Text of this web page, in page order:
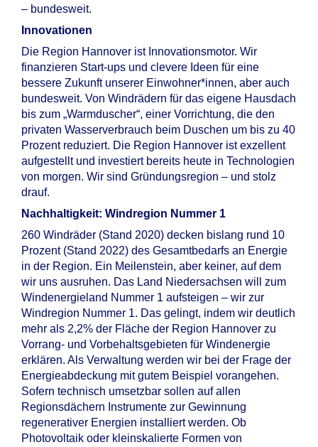
– bundesweit.
Innovationen
Die Region Hannover ist Innovationsmotor. Wir
finanzieren Start-ups und clevere Ideen für eine
bessere Zukunft unserer Einwohner*innen, aber auch
bundesweit. Von Windrädern für das eigene Hausdach
bis zum „Warmduscher“, einer Vorrichtung, die den
privaten Wasserverbrauch beim Duschen um bis zu 40
Prozent reduziert. Die Region Hannover ist exzellent
aufgestellt und investiert bereits heute in Technologien
von morgen. Wir sind Gründungsregion – und stolz
drauf.
Nachhaltigkeit: Windregion Nummer 1
260 Windräder (Stand 2020) decken bislang rund 10
Prozent (Stand 2022) des Gesamtbedarfs an Energie
in der Region. Ein Meilenstein, aber keiner, auf dem
wir uns ausruhen. Das Land Niedersachsen will zum
Windenergieland Nummer 1 aufsteigen – wir zur
Windregion Nummer 1. Das gelingt, indem wir deutlich
mehr als 2,2% der Fläche der Region Hannover zu
Vorrang- und Vorbehaltsgebieten für Windenergie
erklären. Als Verwaltung werden wir bei der Frage der
Energieabdeckung mit gutem Beispiel vorangehen.
Sofern technisch umsetzbar sollen auf allen
Regionsdächern Instrumente zur Gewinnung
regenerativer Energien installiert werden. Ob
Photovoltaik oder kleinskalierte Formen von